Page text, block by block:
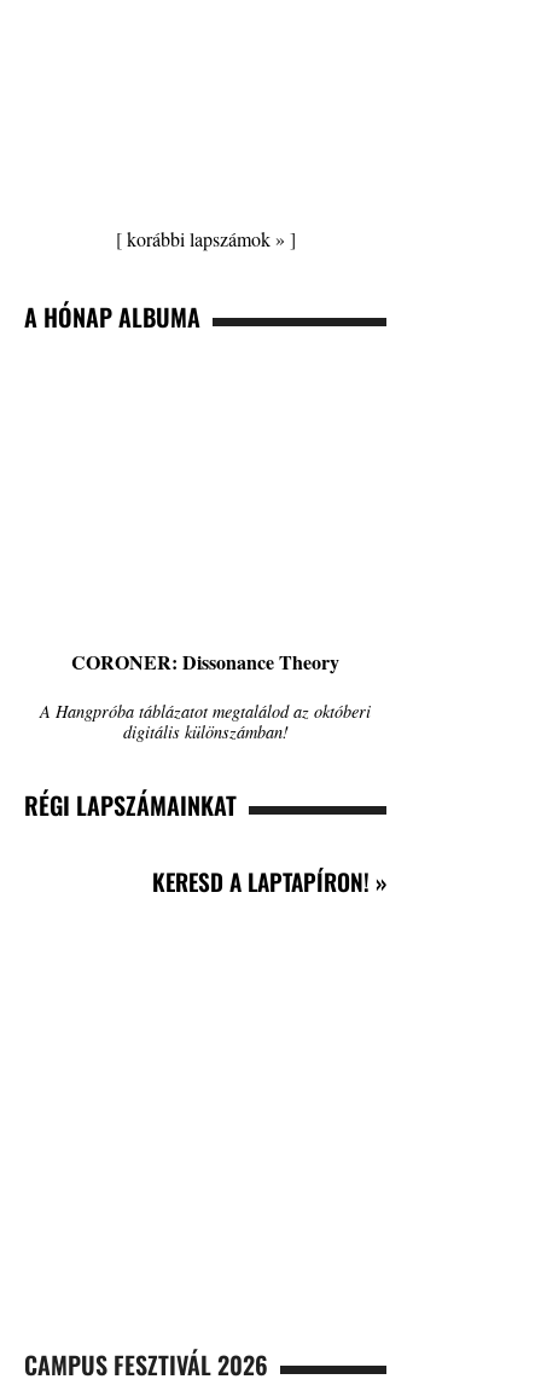
[korábbi lapszámok » ]
A HÓNAP ALBUMA
CORONER: Dissonance Theory
A Hangpróba táblázatot megtalálod az októberi
digitális különszámban!
RÉGI LAPSZÁMAINKAT
KERESD A LAPTAPÍRON! »
CAMPUS FESZTIVÁL 2026